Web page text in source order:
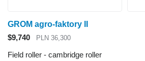
GROM agro-faktory II
$9,740
PLN 36,300
Field roller - cambridge roller